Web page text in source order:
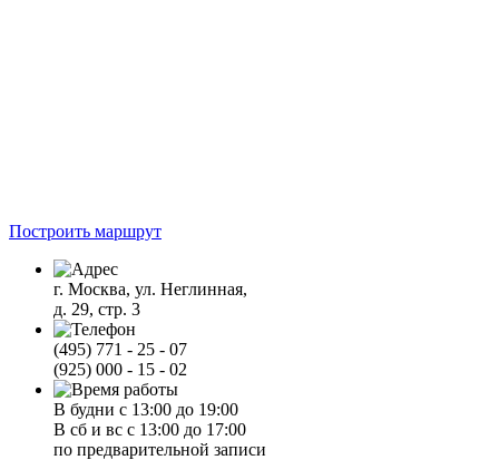
Построить маршрут
г. Москва, ул. Неглинная,
д. 29, стр. 3
(495) 771 - 25 - 07
(925) 000 - 15 - 02
В будни с 13:00 до 19:00
В сб и вс с 13:00 до 17:00
по предварительной записи